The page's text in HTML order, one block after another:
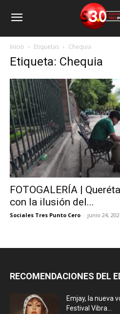
Inicio Etiquetas Chequia
Etiqueta: Chequia
FOTOGALERÍA |
con la ilusión del...
Sociales Tres Punto Cero - junio 24,
RECOMENDACIONES DEL
Emjay, la nueva
Festival Vibra...